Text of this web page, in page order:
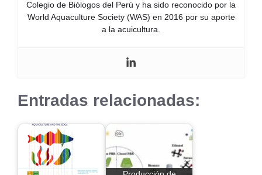
Colegio de Biólogos del Perú y ha sido reconocido por la
World Aquaculture Society (WAS) en 2016 por su aporte
a la acuicultura.
Entradas relacionadas: